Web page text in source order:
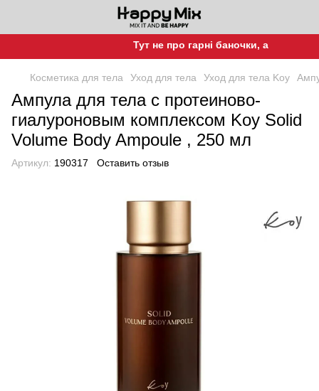
Тут не про гарні баночки, а про гарну
Косметика для тела Уход для тела Уход для тела Koy
Ампула для тела с протеиново-
гиалуроновым комплексом Koy Solid
Volume Body Ampoule , 250 мл
Артикул: 190317 Оставить отзыв